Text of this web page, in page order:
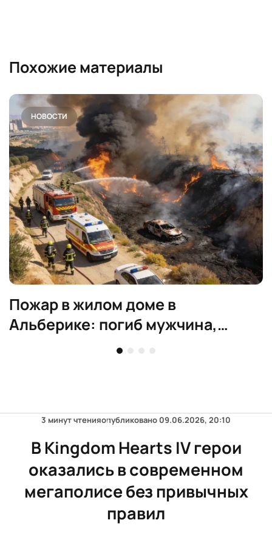
Похожие материалы
НОВОСТИ
Пожар в жилом доме в
Альберике: погиб мужчина,
эвакуированы жильцы
3 минут чтенияопубликовано 09.06.2026, 20:10
В Kingdom Hearts IV герои
оказались в современном
мегаполисе без привычных
правил